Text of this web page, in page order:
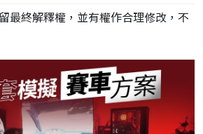
最終解釋權，並有權作合理修改，不